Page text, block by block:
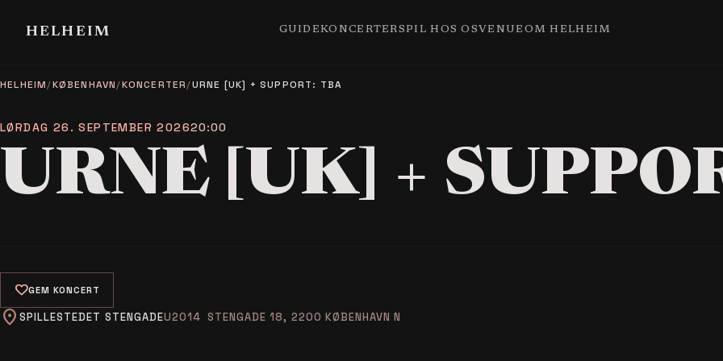
HELHEIM GUIDEKONCERTERSPIL HOS OSVENUEOM HELHEIM
HELHEIM/KØBENHAVN/KONCERTER/URNE [UK] + SUPPORT: TBA
LØRDAG 26. SEPTEMBER 202620:00
URNE [UK] +
favoriteGEM KONCERT
location_on SPILLESTEDET STENGADE STENGADE 18, 2200 KØBENHAVN N